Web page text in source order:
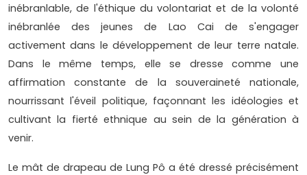
inébranlable, de l'éthique du volontariat et de la volonté
inébranlée des jeunes de Lao Cai de s'engager
activement dans le développement de leur terre natale.
Dans le même temps, elle se dresse comme une
affirmation constante de la souveraineté nationale,
nourrissant l'éveil politique, façonnant les idéologies et
cultivant la fierté ethnique au sein de la génération à
venir.
Le mât de drapeau de Lung Pô a été dressé précisément